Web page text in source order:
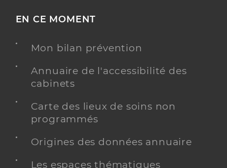
EN CE MOMENT
Mon bilan prévention
Annuaire de l'accessibilité des
cabinets
Carte des lieux de soins non
programmés
Origines des données annuaire
Les espaces thématiques